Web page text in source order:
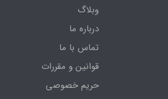
وبلاگ
درباره ما
تماس با ما
قوانین و مقررات
حریم خصوصی